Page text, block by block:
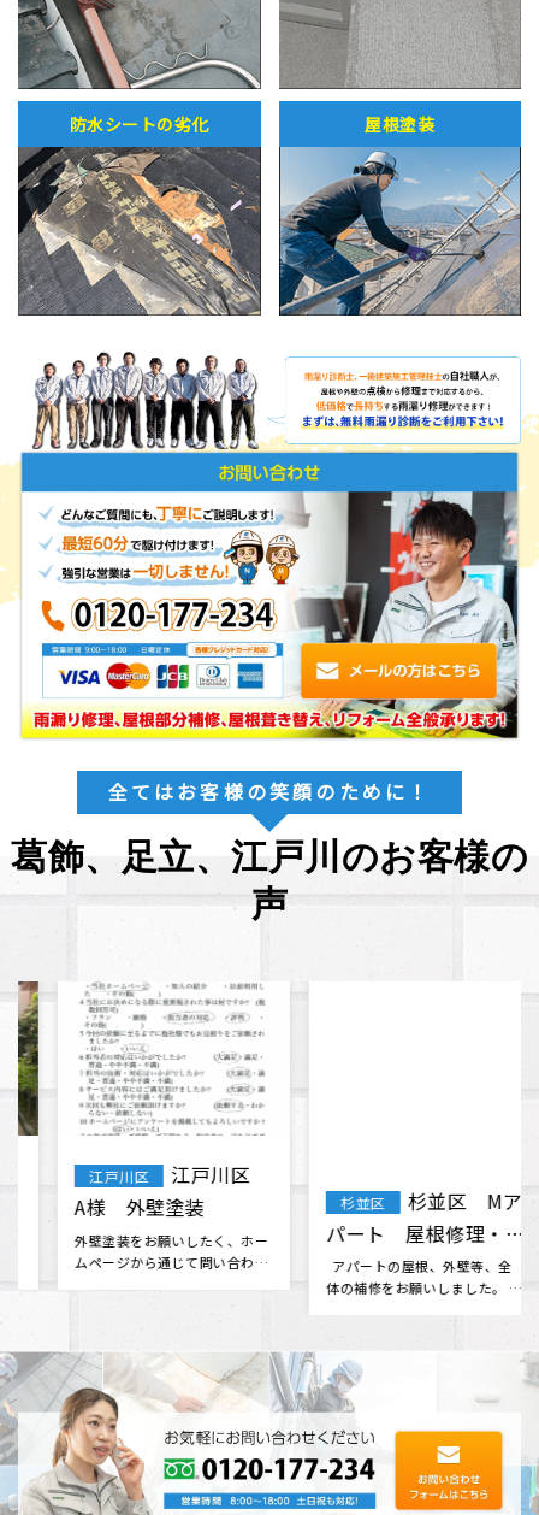
防水シートの劣化 屋根塗装
全てはお客様の笑顔のために！
葛飾、足立、江戸川のお客様の
声
江戸川区
江戸川区
A様 外壁塗装
外壁塗装をお願いしたく、ホー
ムページから通じて問い合わせ
杉並区
杉並区 Mア
パート 屋根修理・外
壁塗装 工事
アパートの屋根、外壁等、全
体の補修をお願いしました。 素